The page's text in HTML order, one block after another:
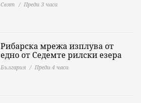
Свят Преди 3 часа
Рибарска мрежа изплува от
едно от Седемте рилски езера
България Преди 4 часа